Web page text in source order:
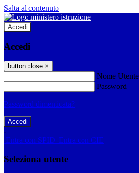
Salta al contenuto
Accedi
Accedi
button close ×
Nome Utente
Password
Password dimenticata?
-
Entra con SPID Entra con CIE
Seleziona utente